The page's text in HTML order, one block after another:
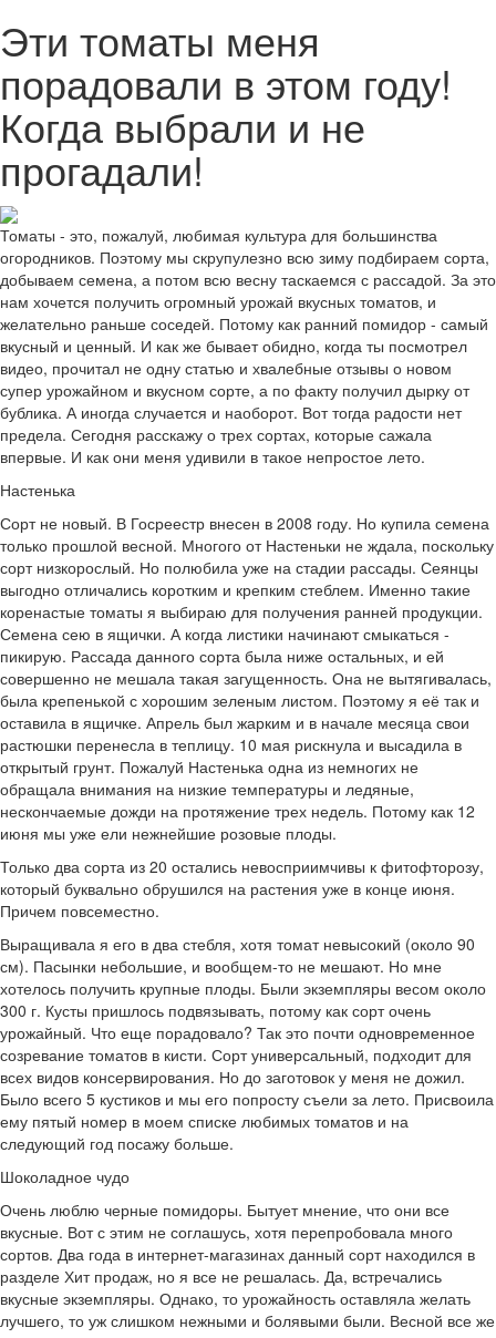
Эти томаты меня
порадовали в этом году!
Когда выбрали и не
прогадали!
Томаты - это, пожалуй, любимая культура для большинства
огородников. Поэтому мы скрупулезно всю зиму подбираем сорта,
добываем семена, а потом всю весну таскаемся с рассадой. За это
нам хочется получить огромный урожай вкусных томатов, и
желательно раньше соседей. Потому как ранний помидор - самый
вкусный и ценный. И как же бывает обидно, когда ты посмотрел
видео, прочитал не одну статью и хвалебные отзывы о новом
супер урожайном и вкусном сорте, а по факту получил дырку от
бублика. А иногда случается и наоборот. Вот тогда радости нет
предела. Сегодня расскажу о трех сортах, которые сажала
впервые. И как они меня удивили в такое непростое лето.
Настенька
Сорт не новый. В Госреестр внесен в 2008 году. Но купила семена
только прошлой весной. Многого от Настеньки не ждала, поскольку
сорт низкорослый. Но полюбила уже на стадии рассады. Сеянцы
выгодно отличались коротким и крепким стеблем. Именно такие
коренастые томаты я выбираю для получения ранней продукции.
Семена сею в ящички. А когда листики начинают смыкаться -
пикирую. Рассада данного сорта была ниже остальных, и ей
совершенно не мешала такая загущенность. Она не вытягивалась,
была крепенькой с хорошим зеленым листом. Поэтому я её так и
оставила в ящичке. Апрель был жарким и в начале месяца свои
растюшки перенесла в теплицу. 10 мая рискнула и высадила в
открытый грунт. Пожалуй Настенька одна из немногих не
обращала внимания на низкие температуры и ледяные,
нескончаемые дожди на протяжение трех недель. Потому как 12
июня мы уже ели нежнейшие розовые плоды.
Только два сорта из 20 остались невосприимчивы к фитофторозу,
который буквально обрушился на растения уже в конце июня.
Причем повсеместно.
Выращивала я его в два стебля, хотя томат невысокий (около 90
см). Пасынки небольшие, и вообщем-то не мешают. Но мне
хотелось получить крупные плоды. Были экземпляры весом около
300 г. Кусты пришлось подвязывать, потому как сорт очень
урожайный. Что еще порадовало? Так это почти одновременное
созревание томатов в кисти. Сорт универсальный, подходит для
всех видов консервирования. Но до заготовок у меня не дожил.
Было всего 5 кустиков и мы его попросту съели за лето. Присвоила
ему пятый номер в моем списке любимых томатов и на
следующий год посажу больше.
Шоколадное чудо
Очень люблю черные помидоры. Бытует мнение, что они все
вкусные. Вот с этим не соглашусь, хотя перепробовала много
сортов. Два года в интернет-магазинах данный сорт находился в
разделе Хит продаж, но я все не решалась. Да, встречались
вкусные экземпляры. Однако, то урожайность оставляла желать
лучшего, то уж слишком нежными и болявыми были. Весной все же